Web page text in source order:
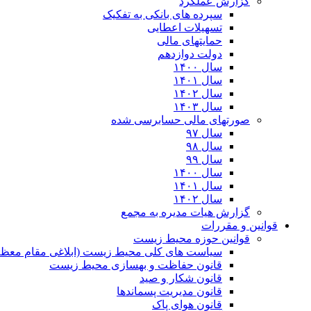
سپرده های بانکی به تفکیک
تسهیلات اعطایی
حمایتهای مالی
دولت دوازدهم
سال ۱۴۰۰
سال ۱۴۰۱
سال ۱۴۰۲
سال ۱۴۰۳
صورتهای مالی حسابرسی شده
سال ۹۷
سال ۹۸
سال ۹۹
سال ۱۴۰۰
سال ۱۴۰۱
سال ۱۴۰۲
گزارش هیات مدیره به مجمع
قوانین و مقررات
قوانین حوزه محیط زیست
ﺳﯿﺎﺳﺖ ﻫﺎی ﮐﻠﯽ ﻣﺤﯿﻂ زﯾﺴﺖ (ابلاغی مقام
قانون حفاظت و بهسازی محیط زیست
قانون شکار و صید
قانون مدیریت پسماندها
قانون هوای پاک